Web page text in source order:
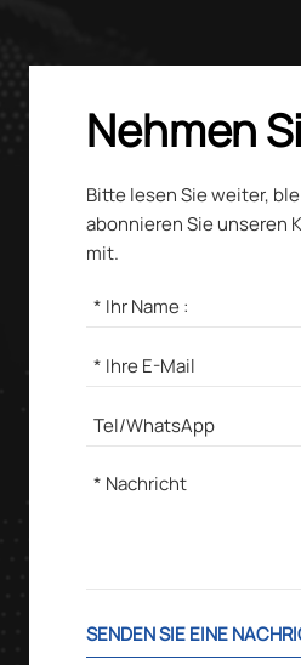
Nehmen
Bitte lesen Sie weiter,
abonnieren Sie unseren
mit.
SENDEN SIE EINE